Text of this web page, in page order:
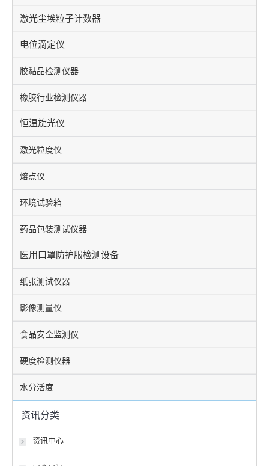
激光尘埃粒子计数器
电位滴定仪
胶黏品检测仪器
橡胶行业检测仪器
恒温旋光仪
激光粒度仪
熔点仪
环境试验箱
药品包装测试仪器
医用口罩防护服检测设备
纸张测试仪器
影像测量仪
食品安全监测仪
硬度检测仪器
水分活度
资讯分类
资讯中心